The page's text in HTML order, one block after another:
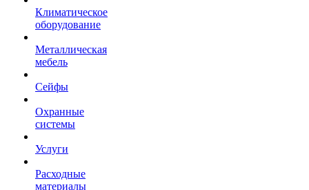
Климатическое
оборудование
Металлическая
мебель
Сейфы
Охранные
системы
Услуги
Расходные
материалы